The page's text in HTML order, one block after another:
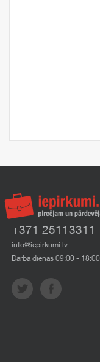
+371 25113311
info@iepirkumi.lv
Darba dienās 09:00 - 18:00